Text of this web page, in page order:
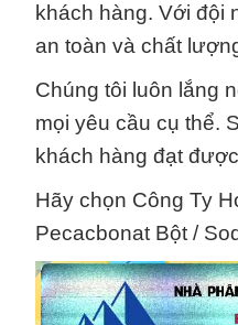
khách hàng. Với đội
an toàn và chất
Chúng tôi luôn lắng
mọi yêu cầu cụ thể.
khách hàng đạt
Hãy chọn Công Ty
Pecacbonat Bột /